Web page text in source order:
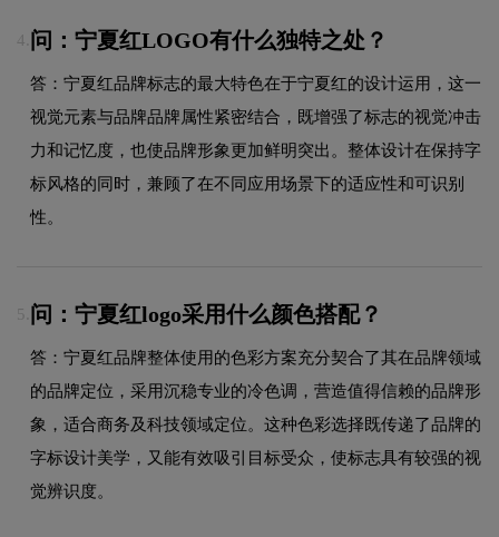
4. 问：宁夏红LOGO有什么独特之处？
答：宁夏红品牌标志的最大特色在于宁夏红的设计运用，这一
视觉元素与品牌品牌属性紧密结合，既增强了标志的视觉冲击
力和记忆度，也使品牌形象更加鲜明突出。整体设计在保持字
标风格的同时，兼顾了在不同应用场景下的适应性和可识别
性。
5. 问：宁夏红logo采用什么颜色搭配？
答：宁夏红品牌整体使用的色彩方案充分契合了其在品牌领域
的品牌定位，采用沉稳专业的冷色调，营造值得信赖的品牌形
象，适合商务及科技领域定位。这种色彩选择既传递了品牌的
字标设计美学，又能有效吸引目标受众，使标志具有较强的视
觉辨识度。